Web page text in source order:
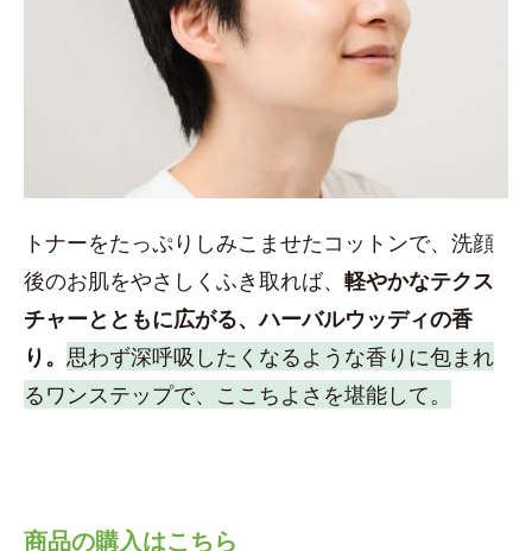
トナーをたっぷりしみこませたコットンで、洗顔
後のお肌をやさしくふき取れば、 軽やかなテクス
チャーとともに広がる、ハーバルウッディの香
り。 思わず深呼吸したくなるような香りに包まれ
るワンステップで、ここちよさを堪能して。
商品の購入はこちら